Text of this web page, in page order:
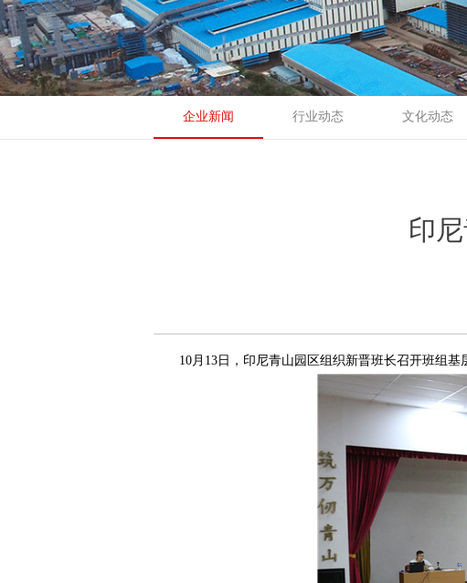
企业新闻 行业动态 文化动态
印
10月13日，印尼青山园区组织新晋班长召开班组